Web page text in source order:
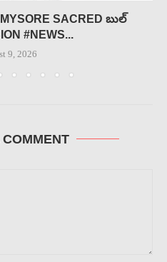
SACRED బుల్
#NEWS...
9, 2026